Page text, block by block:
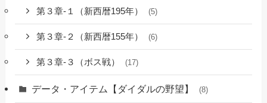
第３章-１（新西暦195年） (5)
第３章-２（新西暦155年） (6)
第３章-３（ボス戦） (17)
データ・アイテム【ダイダルの野望】 (8)